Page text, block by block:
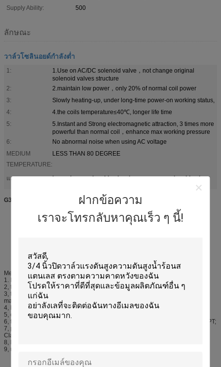
ฝากข้อความ
เราจะโทรกลับหาคุณเร็ว ๆ นี้!
Supply Ability:
500
ลักษณะ
วาล์วโซลินอยด์กำลังต่ำ
1:
1.Use on AC/DC solenoid valve，not change original
solenoid valves structure
2:
2.maintain low power，only 20% of normal coil power
3:
Slowly heating-up, under long-time power-on working status,
4:
4.the coils temperature≤40℃, longer life time
5:
5.Instant and Strong electromagnetic attraction, 3 times more
powerful than normal coil，enhance max working pressure
6:
No abnormal noise when using AC voltage
MEDIUM
TEMPERATURE:
LESS THAN 80 DEGREE
แสงสูง: low voltage solenoid valve,low pressure solenoid valve
G3" low power Slowly heating-up energy saving solenoid valve
the direct-acting type diaphragm structure without pressure to
reliable. Then extent product life.
Can choose plastic type,. Explosion-proof energy-saving.
Mechanical properties:
1. Body material: Standard stainless steel, special selection of copper;
2, the internal components: Stainless Steel;
3, the sealing material: rubber (standard). Many other special composite
materials;
4, hole diameter: 1/32 (specific models refer to the table);
5, connecting thread diameter: 1/8 NPT standard;
6, the electrical connection diameter: Explosion-proof pipe connection 1 / 2NPT;
7, protection class (UL & CSA certification): Class I, Div 1, Group C and D -
Class II, Div 1, Groups E, F, and G; Div 2, Groups C, D, E, F, and G;
8, life: ≥500 million times, depending on the application and maintenance;
9, unit product weight: 0.3KG.